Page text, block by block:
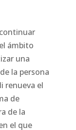
ámbito
una
la persona
renueva el
de
de la
el que